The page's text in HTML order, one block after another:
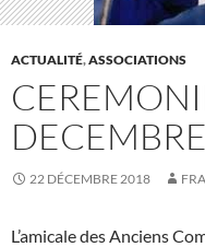
ACTUALITÉ,ASSOCIATIONS
DECEMBRE
22 DÉCEMBRE 2018
L’amicale des Anciens